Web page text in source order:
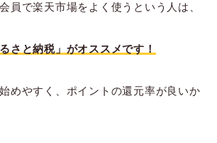
員で楽天市場をよく使うという人は、
さと納税」がオススメです！
めやすく、ポイントの還元率が良いか